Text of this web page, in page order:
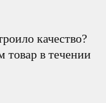
качество?
товар в течении